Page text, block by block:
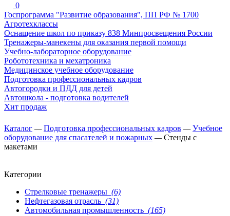
0
Госпрограмма "Развитие образования", ПП РФ № 1700
Агротехклассы
Оснащение школ по приказу 838 Минпросвещения России
Тренажеры-манекены для оказания первой помощи
Учебно-лабораторное оборудование
Робототехника и мехатроника
Медицинское учебное оборудование
Подготовка профессиональных кадров
Автогородки и ПДД для детей
Автошкола - подготовка водителей
Хит продаж
Каталог —Подготовка профессиональных кадров —Учебное
оборудование для спасателей и пожарных —Стенды с
макетами
Категории
Стрелковые тренажеры (6)
Нефтегазовая отрасль (31)
Автомобильная промышленность (165)